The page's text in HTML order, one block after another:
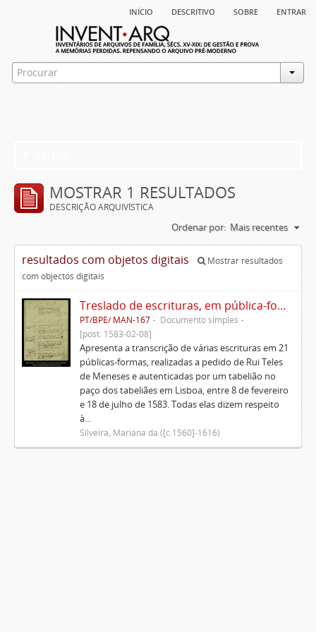
início descritivo sobre entrar
MOSTRAR 1 RESULTADOS
DESCRIÇÃO ARQUIVÍSTICA
Ordenar por: Mais recentes
resultados com objetos digitais
Mostrar resultados
com objectos digitais
Treslado de escrituras, em pública-forma, de Rui Teles de Meneses
PT/BPE/ MAN-167
Documento simples
[post. 1583-02-08]
Apresenta a transcrição de várias escrituras em 21
públicas-formas, realizadas a pedido de Rui Teles
de Meneses e autenticadas por um tabelião no
paço dos tabeliães em Lisboa, entre 8 de fevereiro
e 18 de julho de 1583. Todas elas dizem respeito
à...
Silveira, Mariana da ([c.1560]-1616)